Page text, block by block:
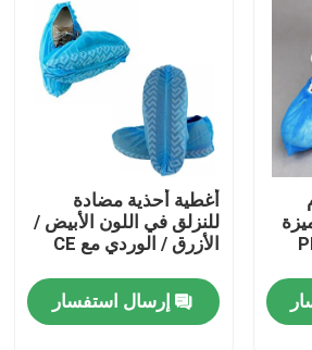
منها
أغطية أحذية مضادة
للنزلق في اللون الأبيض /
الأزرق / الوردي مع CE
إرسال استفسار